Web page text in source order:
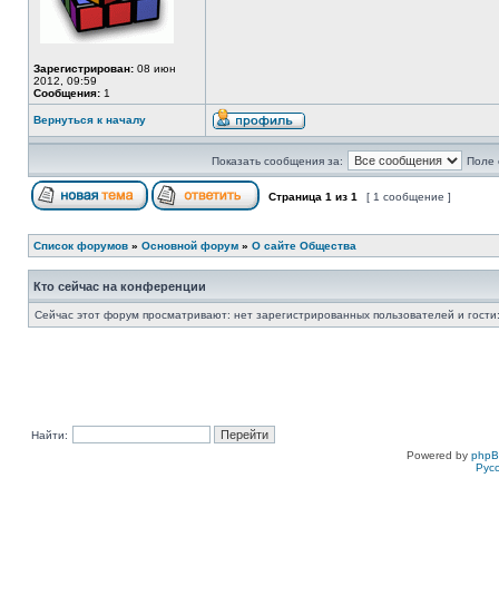
Зарегистрирован: 08 июн
2012, 09:59
Сообщения: 1
Вернуться к началу
Показать сообщения за: Поле
Страница 1 из 1 [ 1 сообщение ]
Список форумов » Основной форум » О сайте Общества
Кто сейчас на конференции
Сейчас этот форум просматривают: нет зарегистрированных пользователей и
Найти:
Powered by